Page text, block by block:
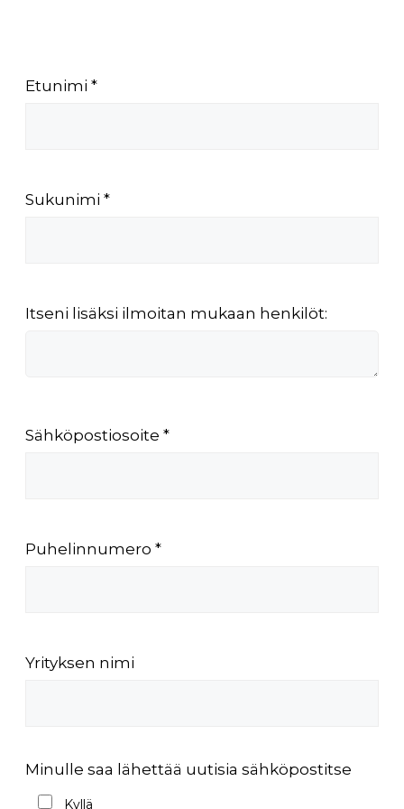
Etunimi *
Sukunimi *
Itseni lisäksi ilmoitan mukaan henkilöt:
Sähköpostiosoite *
Puhelinnumero *
Yrityksen nimi
Minulle saa lähettää uutisia sähköpostitse
Kyllä